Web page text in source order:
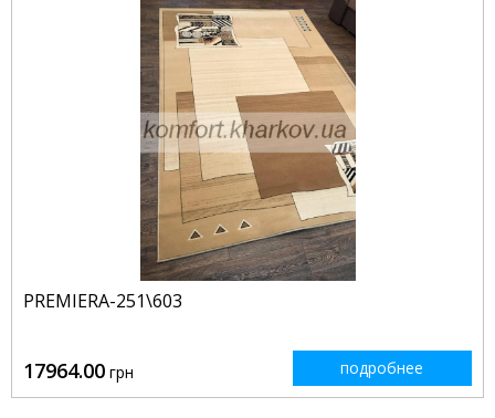
PREMIERA-251\603
17964.00 грн подробнее